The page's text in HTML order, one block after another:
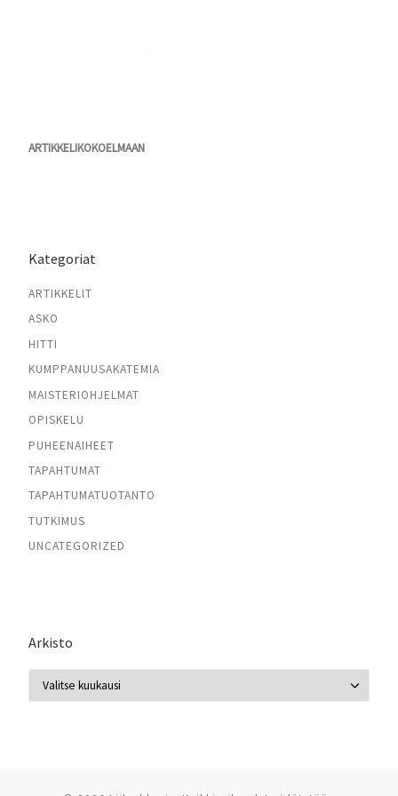
ARTIKKELIKOKOELMAAN
Kategoriat
ARTIKKELIT
ASKO
HITTI
KUMPPANUUSAKATEMIA
MAISTERIOHJELMAT
OPISKELU
PUHEENAIHEET
TAPAHTUMAT
TAPAHTUMATUOTANTO
TUTKIMUS
UNCATEGORIZED
Arkisto